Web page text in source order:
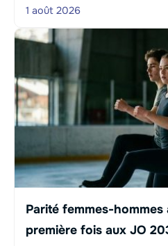
1 août 2026
Parité femmes-
première fois aux JO